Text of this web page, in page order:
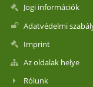
Jogi információk
Adatvédelmi
Imprint
Az oldalak helye
Rólunk